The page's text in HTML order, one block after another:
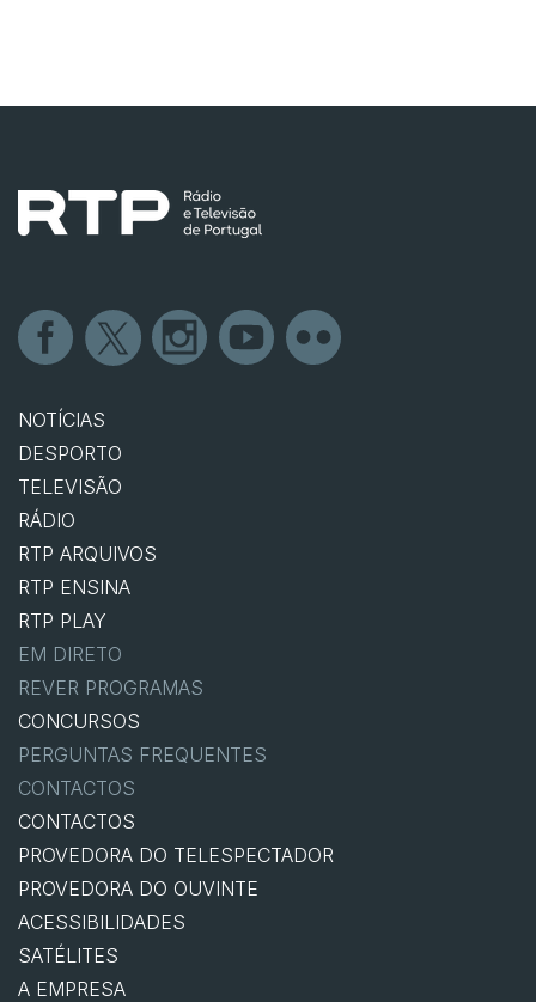
NOTÍCIAS
DESPORTO
TELEVISÃO
RÁDIO
RTP ARQUIVOS
RTP ENSINA
RTP PLAY
EM DIRETO
REVER PROGRAMAS
CONCURSOS
PERGUNTAS FREQUENTES
CONTACTOS
CONTACTOS
PROVEDORA DO TELESPECTADOR
PROVEDORA DO OUVINTE
ACESSIBILIDADES
SATÉLITES
A EMPRESA